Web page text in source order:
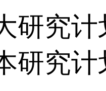
研究
研究